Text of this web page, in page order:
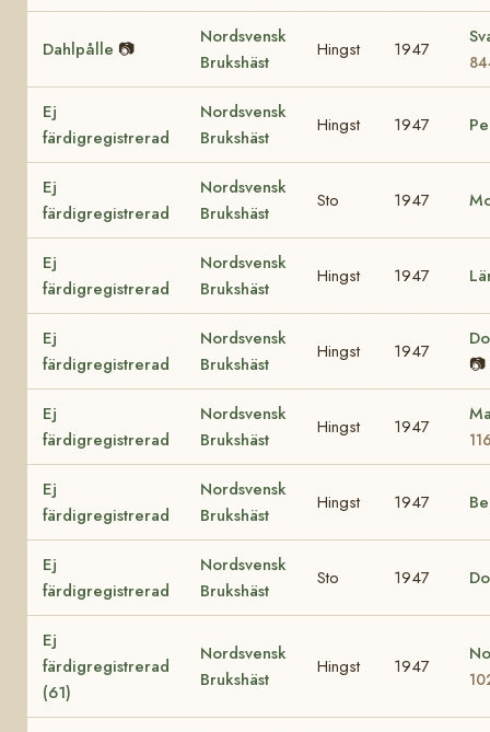
Dahlpålle 📷
Nordsvensk
Brukshäst
Hingst 1947
Ej
färdigregistrerad
Nordsvensk
Brukshäst
Hingst 1947
Ej
färdigregistrerad
Nordsvensk
Brukshäst
Sto 1947
Ej
färdigregistrerad
Nordsvensk
Brukshäst
Hingst 1947
Ej
färdigregistrerad
Nordsvensk
Brukshäst
Hingst 1947
📷
Ej
färdigregistrerad
Nordsvensk
Brukshäst
Hingst 1947
Ej
färdigregistrerad
Nordsvensk
Brukshäst
Hingst 1947
Ej
färdigregistrerad
Nordsvensk
Brukshäst
Sto 1947
Ej
färdigregistrerad
(61)
Nordsvensk
Brukshäst
Hingst 1947